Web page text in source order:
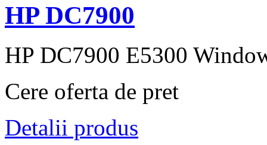
HP DC7900
HP DC7900 E5300
Cere oferta de pret
Detalii produs